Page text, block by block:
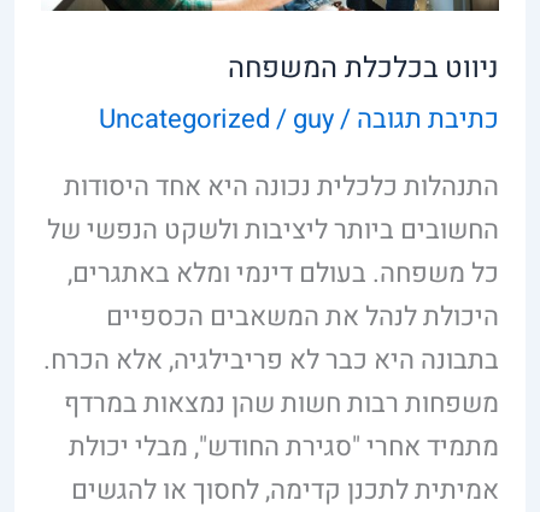
ניווט בכלכלת המשפחה
כתיבת תגובה/
Uncategorized/guy
התנהלות כלכלית נכונה היא אחד היסודות
החשובים ביותר ליציבות ולשקט הנפשי של
כל משפחה. בעולם דינמי ומלא באתגרים,
היכולת לנהל את המשאבים הכספיים
בתבונה היא כבר לא פריבילגיה, אלא הכרח.
משפחות רבות חשות שהן נמצאות במרדף
מתמיד אחרי "סגירת החודש", מבלי יכולת
אמיתית לתכנן קדימה, לחסוך או להגשים